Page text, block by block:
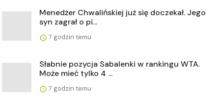
Menedżer Chwalińskiej już się doczekał. Jego
syn zagrał o pi...
7 godzin temu
Słabnie pozycja Sabalenki w rankingu WTA.
Może mieć tylko 4 ...
7 godzin temu